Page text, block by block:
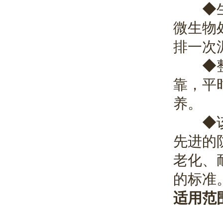
◆生
微生物
排一次
◆整
靠，平
养。
◆该
先进的
老化、
的标准
适用范